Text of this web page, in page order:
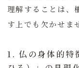
理解することは、
す上でも欠かせま
1. 仏の身体的特